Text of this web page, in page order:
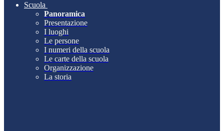
Scuola
Panoramica
Presentazione
I luoghi
Le persone
I numeri della scuola
Le carte della scuola
Organizzazione
La storia